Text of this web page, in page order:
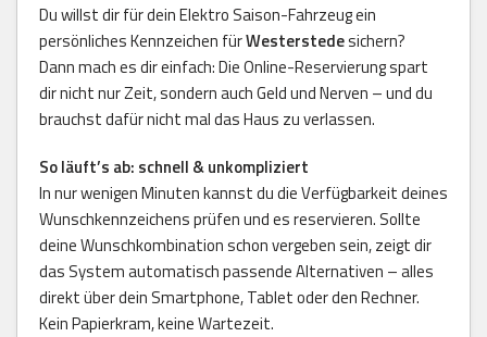
Du willst dir für dein Elektro Saison-Fahrzeug ein
persönliches Kennzeichen fürWesterstedesichern?
Dann mach es dir einfach: Die Online-Reservierung spart
dir nicht nur Zeit, sondern auch Geld und Nerven – und du
brauchst dafür nicht mal das Haus zu verlassen.
So läuft’s ab: schnell & unkompliziert
In nur wenigen Minuten kannst du die Verfügbarkeit deines
Wunschkennzeichens prüfen und es reservieren. Sollte
deine Wunschkombination schon vergeben sein, zeigt dir
das System automatisch passende Alternativen – alles
direkt über dein Smartphone, Tablet oder den Rechner.
Kein Papierkram, keine Wartezeit.